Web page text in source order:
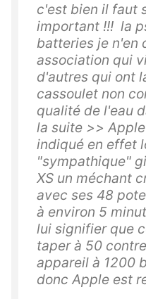
c'est bien il faut
important !!! la
batteries je n'en
association qui
d'autres qui ont
cassoulet non
qualité de l'eau
la suite >>
indiqué en effet
"sympathique"
XS un méchant
avec ses 48
à environ 5
lui signifier que
taper à 50
appareil à 1200
donc Apple est